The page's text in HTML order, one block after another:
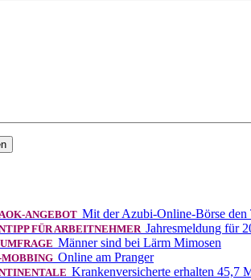
ANGEBOT Mit der Azubi-Online-Börse den
FÜR ARBEITNEHMER Jahresmeldung für
Männer sind bei Lärm Mimosen
MOBBING Online am Pranger
Krankenversicherte erhalten 45,7